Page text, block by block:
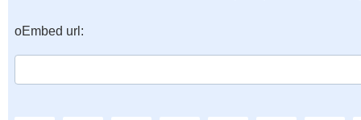
oEmbed url: